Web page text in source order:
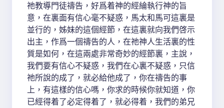
祂教導門徒禱告，好爲着神的經綸執行神的旨
意，在裏面有信心毫不疑惑，馬太和馬可這裏是
並行的，姊妹的這個經節，在這裏就向我們啓示
出主，作爲一個禱告的人，在祂神人生活裏的性
質是如何，在這兩處非常奇妙的經節裏，主說，
我們要有信心不疑惑，我們在心裏不疑惑，只信
祂所說的成了，就必給他成了，你在禱告的事
上，有這樣的信心嗎，你求的時候你就知道，你
已經得着了必定得着了，就必得着，我們的弟兄